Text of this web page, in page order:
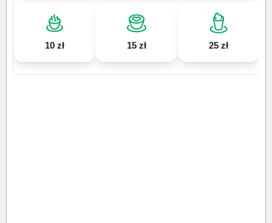
10 zł 15 zł 25 zł